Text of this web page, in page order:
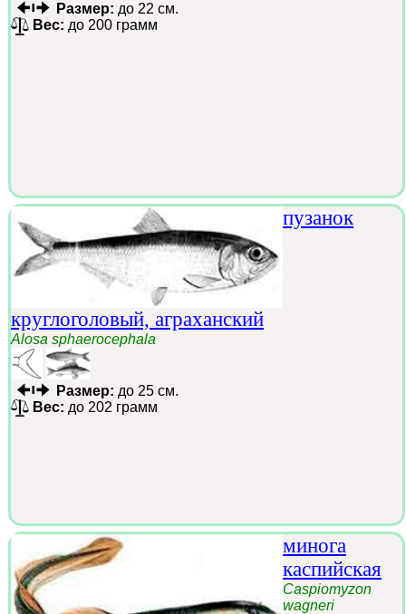
Размер: до 22 см.
Вес: до 200 грамм
пузанок
круглоголовый, аграханский
Alosa sphaerocephala
Размер: до 25 см.
Вес: до 202 грамм
минога
каспийская
Caspiomyzon
wagneri